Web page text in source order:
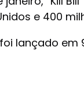
e 400
lançado em